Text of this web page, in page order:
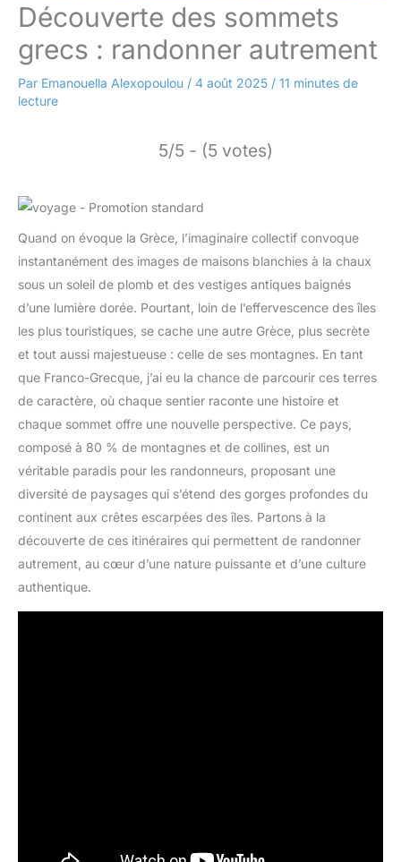
Découverte des sommets
grecs : randonner autrement
Par Emanouella Alexopoulou / 4 août 2025 / 11 minutes de
lecture
5/5 - (5 votes)
Quand on évoque la Grèce, l’imaginaire collectif convoque
instantanément des images de maisons blanchies à la chaux
sous un soleil de plomb et des vestiges antiques baignés
d’une lumière dorée. Pourtant, loin de l’effervescence des îles
les plus touristiques, se cache une autre Grèce, plus secrète
et tout aussi majestueuse : celle de ses montagnes. En tant
que Franco-Grecque, j’ai eu la chance de parcourir ces terres
de caractère, où chaque sentier raconte une histoire et
chaque sommet offre une nouvelle perspective. Ce pays,
composé à 80 % de montagnes et de collines, est un
véritable paradis pour les randonneurs, proposant une
diversité de paysages qui s’étend des gorges profondes du
continent aux crêtes escarpées des îles. Partons à la
découverte de ces itinéraires qui permettent de randonner
autrement, au cœur d’une nature puissante et d’une culture
authentique.